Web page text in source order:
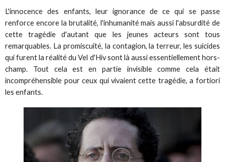
L'innocence des enfants, leur ignorance de ce qui se passe
renforce encore la brutalité, l'inhumanité mais aussi l'absurdité de
cette tragédie d'autant que les jeunes acteurs sont tous
remarquables. La promiscuité, la contagion, la terreur, les suicides
qui furent la réalité du Vel d'Hiv sont là aussi essentiellement hors-
champ. Tout cela est en partie invisible comme cela était
incompréhensible pour ceux qui vivaient cette tragédie, a fortiori
les enfants.